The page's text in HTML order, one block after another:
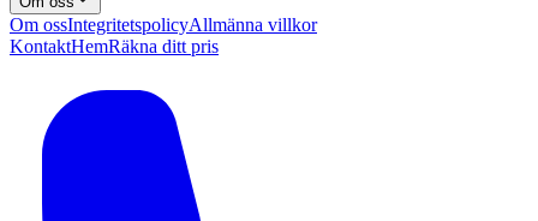
Om ossIntegritetspolicyAllmänna villkor
KontaktHemRäkna ditt pris